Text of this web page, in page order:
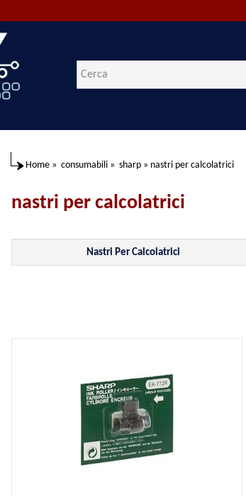
Home » consumabili » sharp » nastri per calcolatrici
nastri per calcolatrici
Nastri Per Calcolatrici